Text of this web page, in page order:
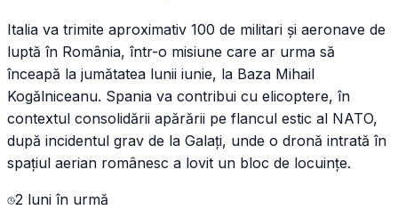
Italia va trimite aproximativ 100 de militari și aeronave de
luptă în România, într-o misiune care ar urma să
înceapă la jumătatea lunii iunie, la Baza Mihail
Kogălniceanu. Spania va contribui cu elicoptere, în
contextul consolidării apărării pe flancul estic al NATO,
după incidentul grav de la Galați, unde o dronă intrată în
spațiul aerian românesc a lovit un bloc de locuințe.
2 luni în urmă